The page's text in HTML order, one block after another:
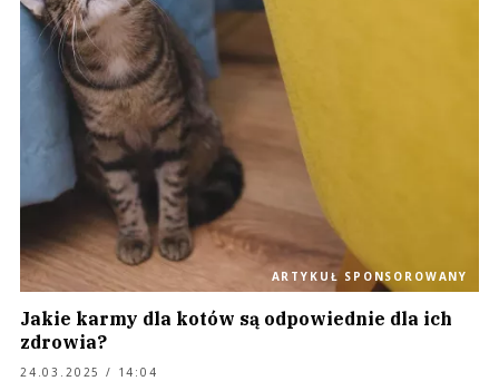
ARTYKUŁ SPONSOROWANY
Jakie karmy dla kotów są odpowiednie dla ich
zdrowia?
24.03.2025 / 14:04